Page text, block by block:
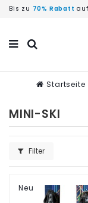
Bis zu 70% Rabatt
Startseite
MINI-SKI
Filter
Neu